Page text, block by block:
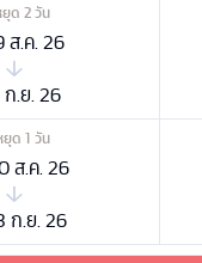
ด 2วัน
ส.ค. 26
.ย. 26
ยุด 1 วัน
ส.ค. 26
ก.ย. 26